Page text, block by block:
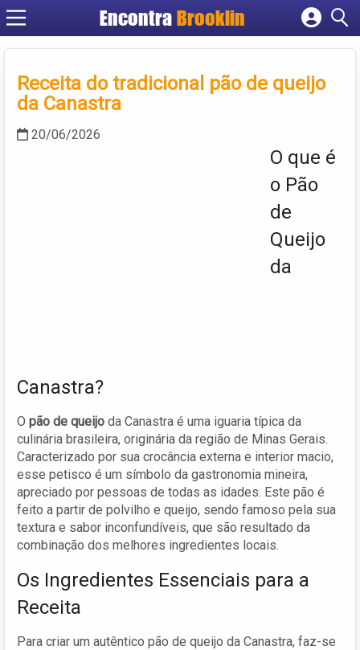
Encontra Brooklin
Cadastrar empresa
Criar conta
Receita do tradicional pão de queijo
da Canastra
20/06/2026
O que é
o Pão
de
Queijo
da
Canastra?
O pão de queijo da Canastra é uma iguaria típica da
culinária brasileira, originária da região de Minas Gerais.
Caracterizado por sua crocância externa e interior macio,
esse petisco é um símbolo da gastronomia mineira,
apreciado por pessoas de todas as idades. Este pão é
feito a partir de polvilho e queijo, sendo famoso pela sua
textura e sabor inconfundíveis, que são resultado da
combinação dos melhores ingredientes locais.
Os Ingredientes Essenciais para a
Receita
Para criar um autêntico pão de queijo da Canastra, faz-se